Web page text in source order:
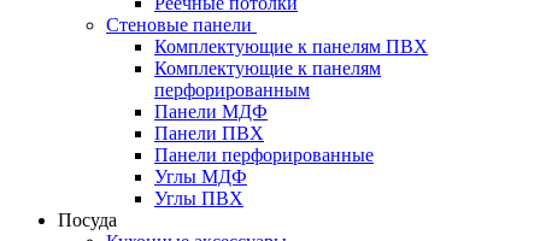
Стеновые панели
Комплектующие к панелям ПВХ
Комплектующие к панелям
перфорированным
Панели МДФ
Панели ПВХ
Панели перфорированные
Углы МДФ
Углы ПВХ
Посуда